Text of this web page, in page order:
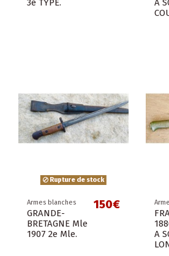
3e TYPE.
A
Rupture de stock
Armes blanches
GRANDE-
BRETAGNE Mle
1907 2e Mle.
150€
A